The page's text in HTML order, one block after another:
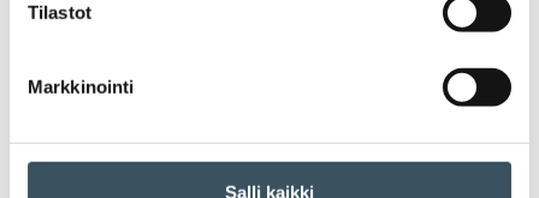
Tilastot
Markkinointi
Salli kaikki
digitalisaatio